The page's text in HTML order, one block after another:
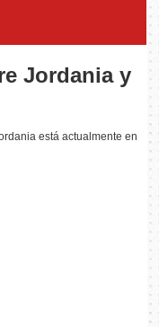
Jordania y
está actualmente en